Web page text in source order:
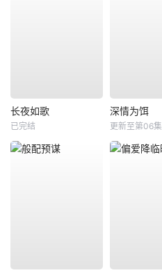
长夜如歌
已完结
深情为饵
更新至第06集